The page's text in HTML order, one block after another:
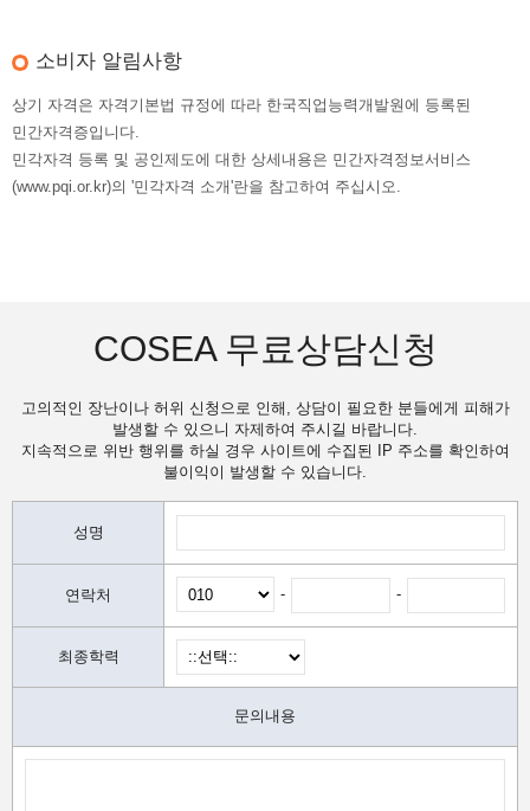
소비자 알림사항
상기 자격은 자격기본법 규정에 따라 한국직업능력개발원에 등록된
민간자격증입니다.
민각자격 등록 및 공인제도에 대한 상세내용은 민간자격정보서비스
(www.pqi.or.kr)의 '민각자격 소개'란을 참고하여 주십시오.
COSEA 무료상담신청
고의적인 장난이나 허위 신청으로 인해, 상담이 필요한 분들에게 피해가
발생할 수 있으니 자제하여 주시길 바랍니다.
지속적으로 위반 행위를 하실 경우 사이트에 수집된 IP 주소를 확인하여
불이익이 발생할 수 있습니다.
성명
연락처 - -
최종학력
문의내용